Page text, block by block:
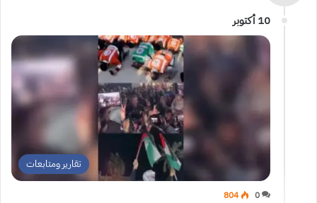
10 أكتوبر
تقارير ومتابعات
0
804